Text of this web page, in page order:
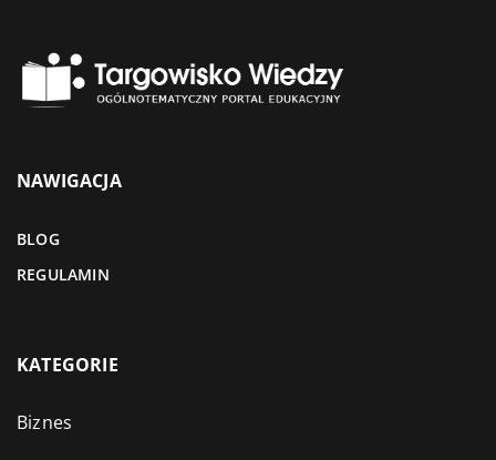
NAWIGACJA
BLOG
REGULAMIN
KATEGORIE
Biznes